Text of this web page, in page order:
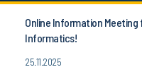
Online Information
Informatics!
25.11.2025